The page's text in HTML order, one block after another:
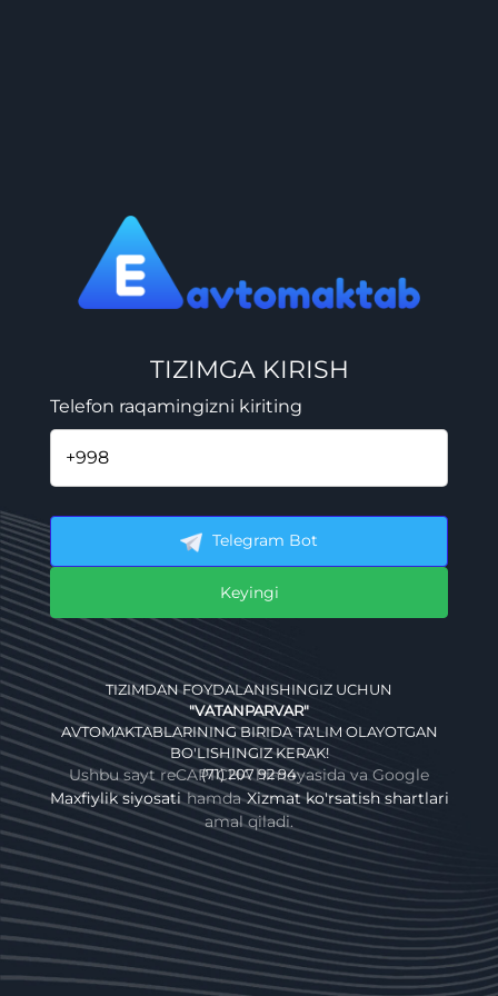
TIZIMGA KIRISH
Telefon raqamingizni kiriting
Keyingi
Telegram Bot
TIZIMDAN FOYDALANISHINGIZ UCHUN
"VATANPARVAR"
AVTOMAKTABLARINING BIRIDA TA'LIM OLAYOTGAN
BO'LISHINGIZ KERAK!
(71) 207 92 94
Ushbu sayt reCAPTCHA himoyasida va Google
Maxfiylik siyosati hamda Xizmat ko'rsatish shartlari
amal qiladi.